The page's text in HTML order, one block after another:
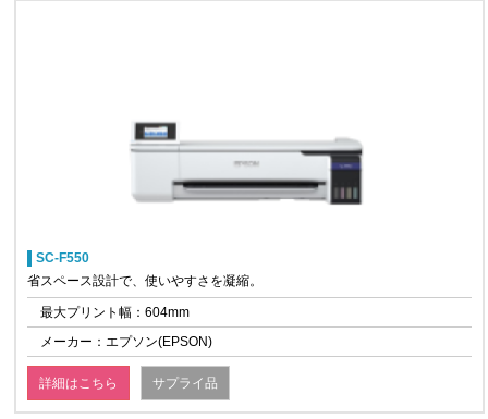
SC-F550
省スペース設計で、使いやすさを凝縮。
最大プリント幅：604mm
メーカー：エプソン(EPSON)
詳細はこちら サプライ品